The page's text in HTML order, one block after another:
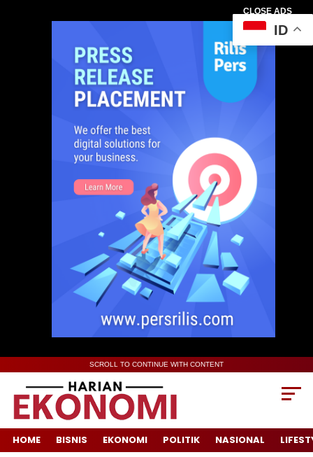
CLOSE ADS
SCROLL TO CONTINUE WITH CONTENT
HOME BISNIS EKONOMI POLITIK NASIONAL
ID